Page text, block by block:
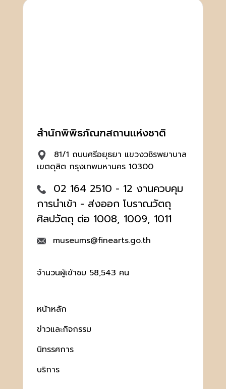
สำนักพิพิธภัณฑสถานเเห่งชาติ
81/1 ถนนศรีอยุธยา แขวงวชิรพยาบาล
เขตดุสิต กรุงเทพมหานคร 10300
02 164 2510 - 12 งานควบคุม
การนำเข้า - ส่งออก โบราณวัตถุ
ศิลปวัตถุ ต่อ 1008, 1009, 1011
museums@finearts.go.th
จำนวนผู้เข้าชม 58,543 คน
หน้าหลัก
ข่าวและกิจกรรม
นิทรรศการ
บริการ